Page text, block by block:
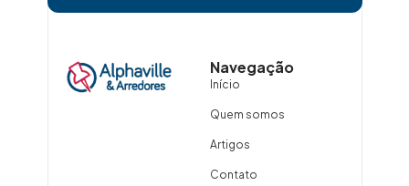
Navegação
Início
Quem somos
Artigos
Contato